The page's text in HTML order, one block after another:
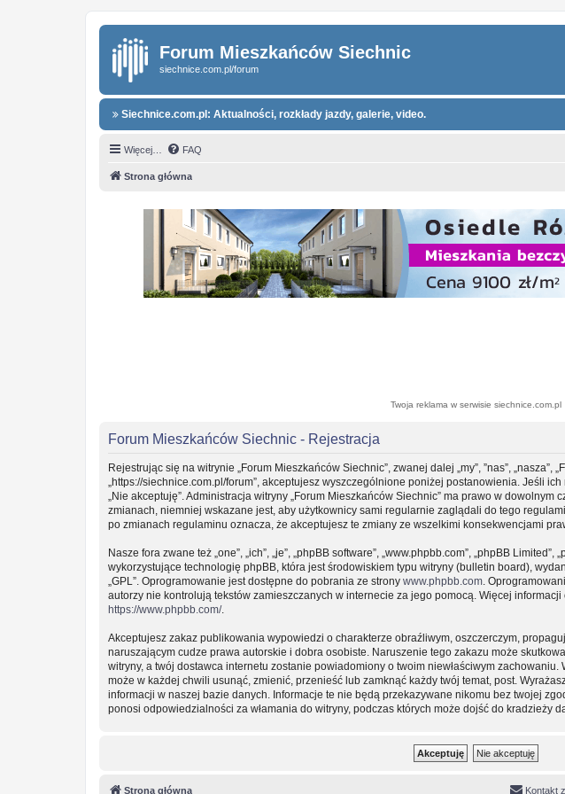
Forum Mieszkańców Siechnic
siechnice.com.pl/forum
Siechnice.com.pl: Aktualności, rozkłady jazdy, galerie, video.
Więcej… FAQ
Strona główna
Twoja reklama w serwisie siechnice.com.pl
Forum Mieszkańców Siechnic - Rejestracja
Rejestrując się na witrynie „Forum Mieszkańców Siechnic”, zwanej dalej „my”, ”nas”, „nasza”,
„https://siechnice.com.pl/forum”, akceptujesz wyszczególnione poniżej postanowienia. Jeśli
„Nie akceptuję”. Administracja witryny „Forum Mieszkańców Siechnic” ma prawo w
zmianach, niemniej wskazane jest, aby użytkownicy sami regularnie zaglądali do tego
po zmianach regulaminu oznacza, że akceptujesz te zmiany ze wszelkimi konsekwencjami
Nasze fora zwane też „one”, „ich”, „je”, „phpBB software”, „www.phpbb.com”, „phpBB
wykorzystujące technologię phpBB, która jest środowiskiem typu witryny (bulletin board),
„GPL”. Oprogramowanie jest dostępne do pobrania ze strony www.phpbb.com .
autorzy nie kontrolują tekstów zamieszczanych w internecie za jego pomocą. Więcej
https://www.phpbb.com/.
Akceptujesz zakaz publikowania wypowiedzi o charakterze obraźliwym, oszczerczym,
naruszającym cudze prawa autorskie i dobra osobiste. Naruszenie tego zakazu może
witryny, a twój dostawca internetu zostanie powiadomiony o twoim niewłaściwym zachowaniu.
może w każdej chwili usunąć, zmienić, przenieść lub zamknąć każdy twój temat, post.
informacji w naszej bazie danych. Informacje te nie będą przekazywane nikomu bez twojej
ponosi odpowiedzialności za włamania do witryny, podczas których może dojść do kradzieży
Strona główna Kontakt